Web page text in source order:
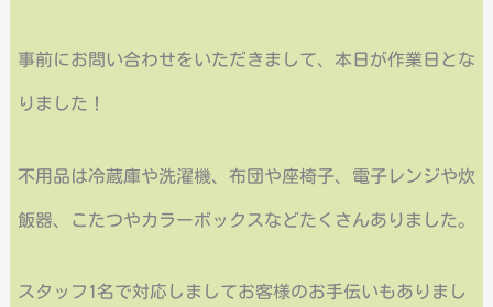
事前にお問い合わせをいただきまして、本日が作業日とな
りました！
不用品は冷蔵庫や洗濯機、布団や座椅子、電子レンジや炊
飯器、こたつやカラーボックスなどたくさんありました。
スタッフ1名で対応しましてお客様のお手伝いもありまし